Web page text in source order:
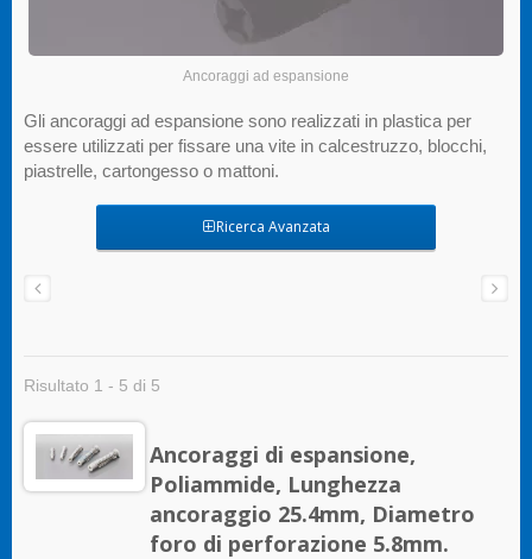
Ancoraggi ad espansione
Gli ancoraggi ad espansione sono realizzati in plastica per
essere utilizzati per fissare una vite in calcestruzzo, blocchi,
piastrelle, cartongesso o mattoni.
Ricerca Avanzata
Risultato 1 - 5 di 5
Ancoraggi di espansione,
Poliammide, Lunghezza
ancoraggio 25.4mm, Diametro
foro di perforazione 5.8mm.